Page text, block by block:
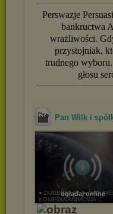
Perswazje
bankructwa
wrażliwości.
przystojniak,
trudnego wyboru.
głosu
Pan Wilk i
oglądaj online
● DUBBING PL ●
KOMEDIA ANIMOWA ...